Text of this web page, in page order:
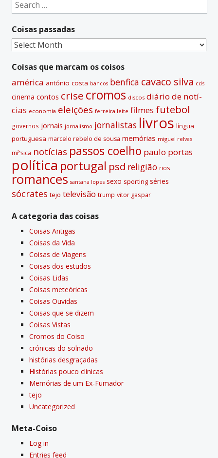
a
t
i
v
for:
Coisas passadas
Coisas
Coisas que marcam os coisos
américa antónio costa bancos benfica cavaco silva cds
cinema contos crise cromos discos diário de notí­
cias economia eleições ferreira leite filmes futebol
governos jornais jornalismo jornalistas livros lí­ngua
portuguesa marcelo rebelo de sousa memórias miguel relvas
míºsica notí­cias passos coelho paulo portas
polí­tica portugal psd religião rios
romances santana lopes sexo sporting séries
sócrates tejo televisão trump vitor gaspar
A categoria das coisas
Coisas Antigas
Coisas da Vida
Coisas de Viagens
Coisas dos estudos
Coisas Lidas
Coisas meteóricas
Coisas Ouvidas
Coisas que se dizem
Coisas Vistas
Cromos do Coiso
crónicas do solnado
histórias desgraçadas
Histórias pouco clí­nicas
Memórias de um Ex-Fumador
tejo
Uncategorized
Meta-Coiso
Log in
Entries feed